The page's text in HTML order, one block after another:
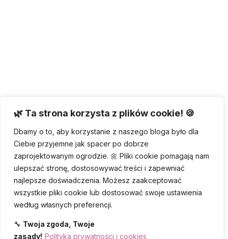
🌿 Ta strona korzysta z plików cookie! 🍪
Dbamy o to, aby korzystanie z naszego bloga było dla
Ciebie przyjemne jak spacer po dobrze
zaprojektowanym ogrodzie. 🌼 Pliki cookie pomagają nam
ulepszać stronę, dostosowywać treści i zapewniać
najlepsze doświadczenia. Możesz zaakceptować
wszystkie pliki cookie lub dostosować swoje ustawienia
według własnych preferencji.
🔧 Twoja zgoda, Twoje
zasady! Polityka prywatności i cookies